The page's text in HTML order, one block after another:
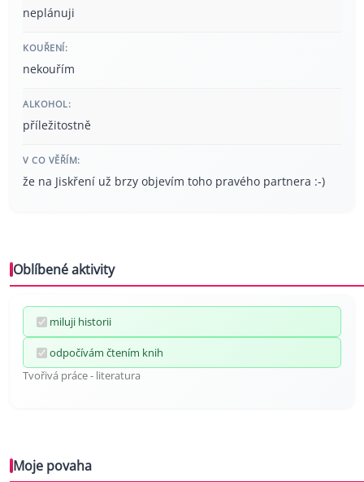
neplánuji
KOUŘENÍ:
nekouřím
ALKOHOL:
příležitostně
V CO VĚŘÍM:
že na Jiskření už brzy objevím toho pravého partnera :-)
Oblíbené aktivity
miluji historii
odpočívám čtením knih
Tvořivá práce - literatura
Moje povaha